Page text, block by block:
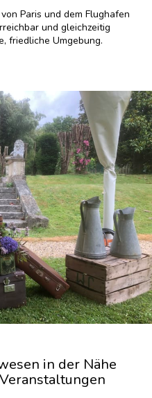
Paris und dem Flughafen
und gleichzeitig
friedliche Umgebung.
in der Nähe